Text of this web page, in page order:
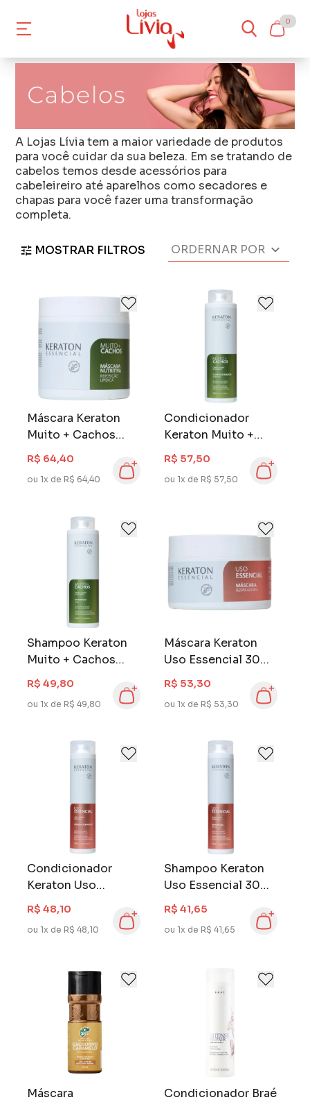
0
A Lojas Lívia tem a maior variedade de produtos
para você cuidar da sua beleza. Em se tratando de
cabelos temos desde acessórios para
cabeleireiro até aparelhos como secadores e
chapas para você fazer uma transformação
completa.
MOSTRAR FILTROS
Máscara Keraton
Muito + Cachos
500 g
R$ 64,40
ou 1x de R$ 64,40
Condicionador
Keraton Muito +
Cachos 500 ml
R$ 57,50
ou 1x de R$ 57,50
Shampoo Keraton
Muito + Cachos
500 ml
R$ 49,80
ou 1x de R$ 49,80
Máscara Keraton
Uso Essencial 300
g
R$ 53,30
ou 1x de R$ 53,30
Condicionador
Keraton Uso
Essencial 300 ml
R$ 48,10
ou 1x de R$ 48,10
Shampoo Keraton
Uso Essencial 300
ml
R$ 41,65
ou 1x de R$ 41,65
Máscara
Condicionador Braé